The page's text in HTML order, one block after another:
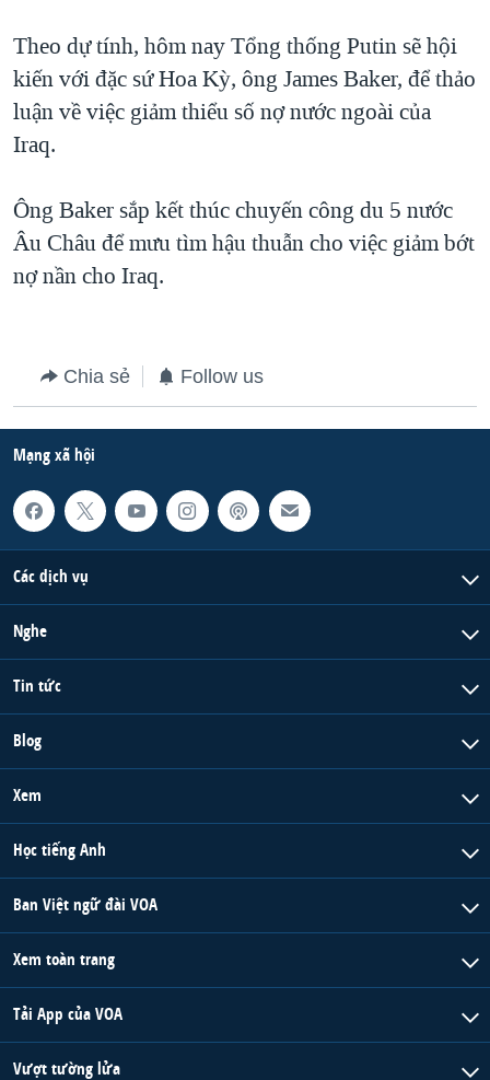
NGƯ DÂN VIỆT VÀ LÀN SÓNG TRỘM HẢI SÂM
BÊN KIA QUỐC LỘ: TIẾNG VỌNG TỪ NÔNG THÔN MỸ
QUAN HỆ VIỆT MỸ
Theo dự tính, hôm nay Tổng thống Putin sẽ hội
kiến với đặc sứ Hoa Kỳ, ông James Baker, để thảo
luận về việc giảm thiểu số nợ nước ngoài của
Iraq.
Ông Baker sắp kết thúc chuyến công du 5 nước
Âu Châu để mưu tìm hậu thuẫn cho việc giảm bớt
nợ nần cho Iraq.
Chia sẻ Follow us
Mạng xã hội
Các dịch vụ
Nghe
Tin tức
Blog
Xem
Học tiếng Anh
Ban Việt ngữ đài VOA
Xem toàn trang
Tải App của VOA
Vượt tường lửa